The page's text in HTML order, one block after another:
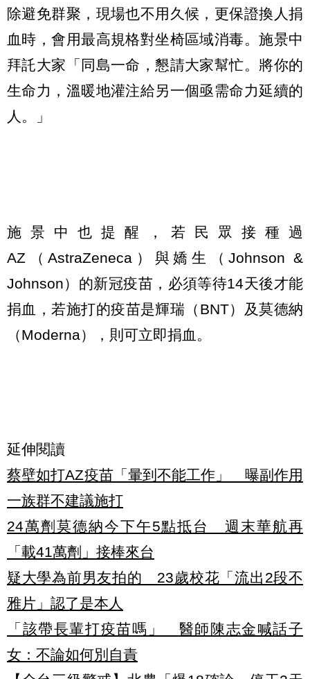
除避免群聚，現場也不用久候，更保證換人捐
血時，會用最高規格對坐椅區域消毒。施景中
拜託大家「同島一命，懇請大家幫忙。將你的
生命力，溫暖地灌注給另一個亟需命力延續的
人。」
施景中也提醒，若民眾接種過
AZ（AstraZeneca）與嬌生（​Johnson &
Johnson）的新冠疫苗，必須等待14天後才能
捐血，若施打的疫苗是輝瑞（BNT）及莫德納
（​Moderna），則可立即捐血。
延伸閱讀
蔡壁如打AZ疫苗「暈到不能工作」 曝副作用
一族群不建議施打
24萬劑莫德納今下午5點抵台 週末華航再
「載41萬劑」接棒來台
疑大學為前男友拍的 23歲校花「流出2段不
雅片」認了是本人
「該帶長輩打疫苗嗎」 醫師陳志金喊話子
女：不論如何別自責